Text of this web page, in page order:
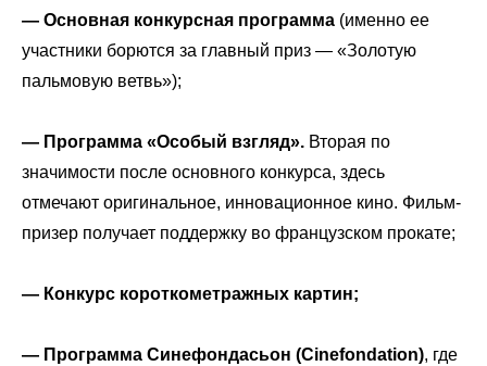
— Основная конкурсная программа (именно ее
участники борются за главный приз — «Золотую
пальмовую ветвь»);
— Программа «Особый взгляд». Вторая по
значимости после основного конкурса, здесь
отмечают оригинальное, инновационное кино. Фильм-
призер получает поддержку во французском прокате;
— Конкурс короткометражных картин;
— Программа Синефондасьон (Cinefondation), где